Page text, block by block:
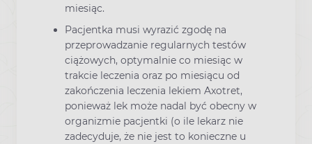
miesiąc.
Pacjentka musi wyrazić zgodę na
przeprowadzanie regularnych testów
ciążowych, optymalnie co miesiąc w
trakcie leczenia oraz po miesiącu od
zakończenia leczenia lekiem Axotret,
ponieważ lek może nadal być obecny w
organizmie pacjentki (o ile lekarz nie
zadecyduje, że nie jest to konieczne u